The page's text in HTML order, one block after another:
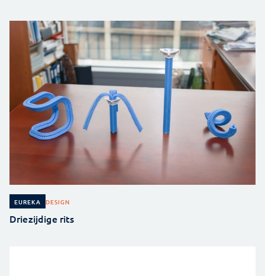
EUREKA DESIGN
Driezijdige rits